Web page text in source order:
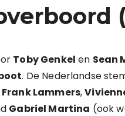
Toby Genkel en Sean
. De Nederlandse
Frank Lammers,
Gabriel Martina (ook